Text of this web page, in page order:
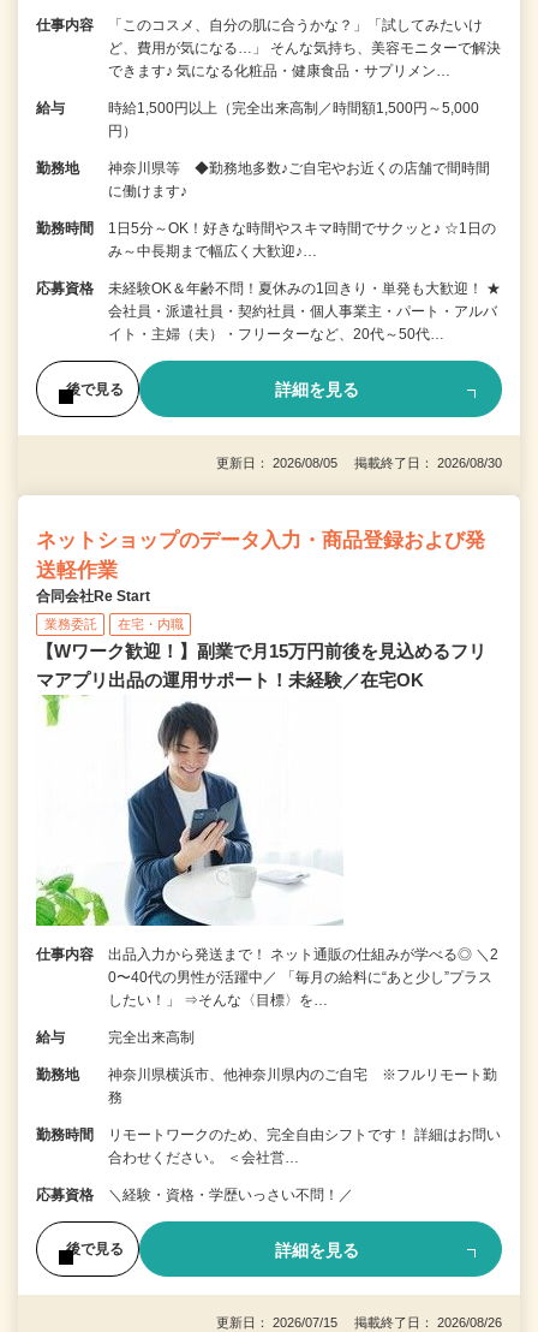
仕事内容
「このコスメ、自分の肌に合うかな？」「試してみたいけ
ど、費用が気になる…」 そんな気持ち、美容モニターで解決
できます♪ 気になる化粧品・健康食品・サプリメン…
給与
時給1,500円以上（完全出来高制／時間額1,500円～5,000
円）
勤務地
神奈川県等 ◆勤務地多数♪ご自宅やお近くの店舗で間時間
に働けます♪
勤務時間
1日5分～OK！好きな時間やスキマ時間でサクッと♪ ☆1日の
み～中長期まで幅広く大歓迎♪…
応募資格
未経験OK＆年齢不問！夏休みの1回きり・単発も大歓迎！ ★
会社員・派遣社員・契約社員・個人事業主・パート・アルバ
イト・主婦（夫）・フリーターなど、20代～50代…
後で見る 詳細を見る
更新日： 2026/08/05 掲載終了日： 2026/08/30
ネットショップのデータ入力・商品登録および発
送軽作業
合同会社Re Start
業務委託 在宅・内職
【Wワーク歓迎！】副業で月15万円前後を見込めるフリ
マアプリ出品の運用サポート！未経験／在宅OK
仕事内容
出品入力から発送まで！ ネット通販の仕組みが学べる◎ ＼2
0〜40代の男性が活躍中／ 「毎月の給料に“あと少し”プラス
したい！」 ⇒そんな〈目標〉を…
給与 完全出来高制
勤務地
神奈川県横浜市、他神奈川県内のご自宅 ※フルリモート勤
務
勤務時間
リモートワークのため、完全自由シフトです！ 詳細はお問い
合わせください。 ＜会社営…
応募資格 ＼経験・資格・学歴いっさい不問！／
後で見る 詳細を見る
更新日： 2026/07/15 掲載終了日： 2026/08/26